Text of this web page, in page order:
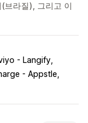
브라질), 그리고 이
- Langify
- Appstle